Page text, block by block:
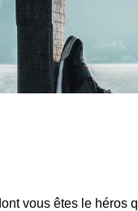
vous êtes le héros